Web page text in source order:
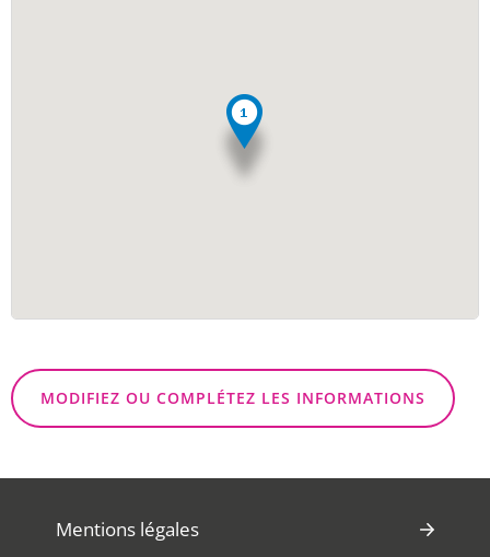
MODIFIEZ OU COMPLÉTEZ LES INFORMATIONS
Mentions légales